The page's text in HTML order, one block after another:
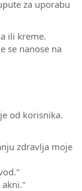
za uporabu
ili kreme.
se nanose na
od korisnika.
zdravlja moje